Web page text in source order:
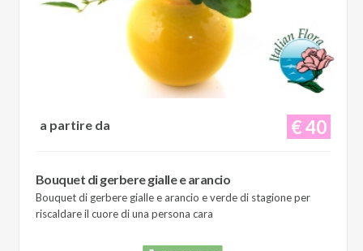
€ 40
a partire da
Bouquet di gerbere gialle e arancio
Bouquet di gerbere gialle e arancio e verde di stagione per
riscaldare il cuore di una persona cara